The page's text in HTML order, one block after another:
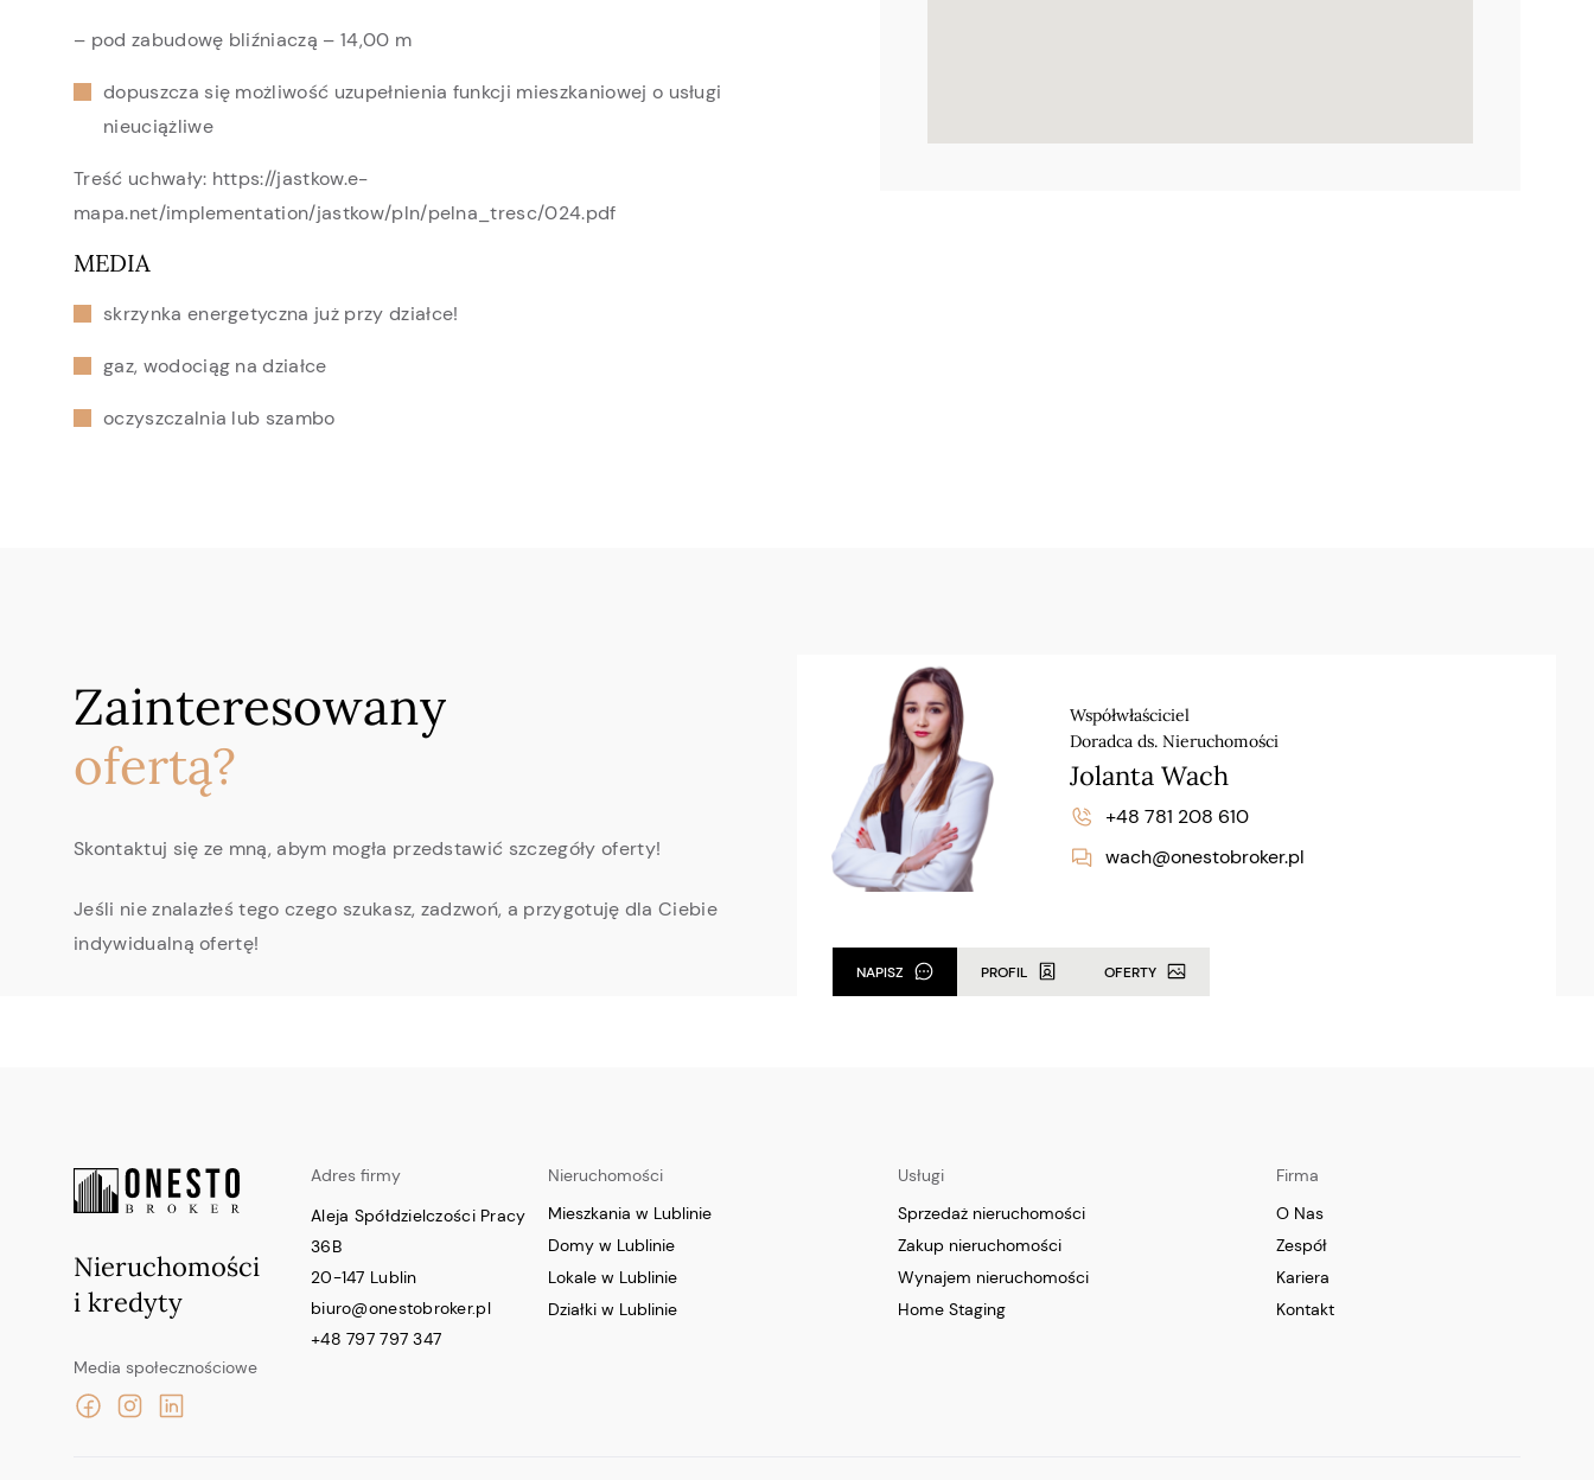
– pod zabudowę bliźniaczą – 14,00 m
dopuszcza się możliwość uzupełnienia funkcji mieszkaniowej o usługi
nieuciążliwe
Treść uchwały: https://jastkow.e-
mapa.net/implementation/jastkow/pln/pelna_tresc/024.pdf
MEDIA
skrzynka energetyczna już przy działce!
gaz, wodociąg na działce
oczyszczalnia lub szambo
Zainteresowany
ofertą?
Skontaktuj się ze mną, abym mogła przedstawić szczegóły oferty!
Jeśli nie znalazłeś tego czego szukasz, zadzwoń, a przygotuję dla Ciebie
indywidualną ofertę!
Współwłaściciel
Doradca ds. Nieruchomości
Jolanta Wach
+48 781 208 610
wach@onestobroker.pl
NAPISZ PROFIL OFERTY
Nieruchomości
i kredyty
Media społecznościowe
Adres firmy
Aleja Spółdzielczości Pracy
36B
20-147 Lublin
biuro@onestobroker.pl
+48 797 797 347
Nieruchomości
Mieszkania w Lublinie
Domy w Lublinie
Lokale w Lublinie
Działki w Lublinie
Usługi
Sprzedaż nieruchomości
Zakup nieruchomości
Wynajem nieruchomości
Home Staging
Firma
O Nas
Zespół
Kariera
Kontakt